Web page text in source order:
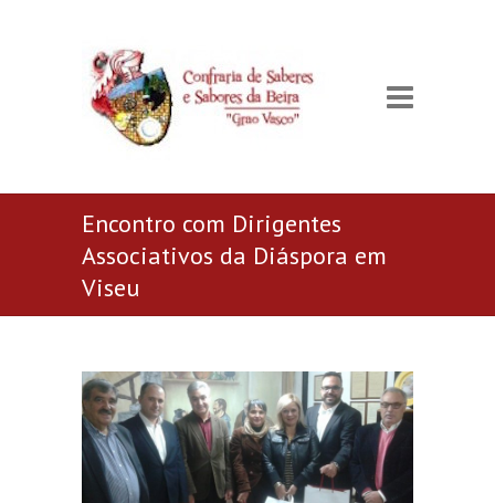
Encontro com Dirigentes
Associativos da Diáspora em
Viseu